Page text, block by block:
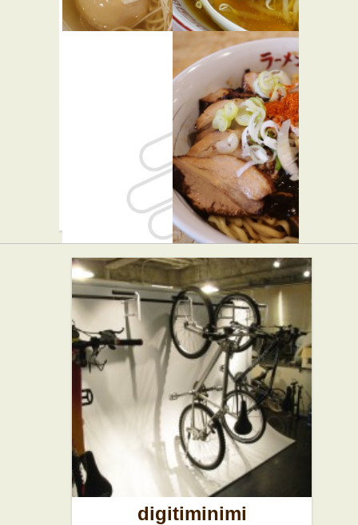
岐阜屋 ★☆☆
中華
新宿グラ
ンベルホ
テル
ラーメン
凪 炎のつ
けめん ★☆☆
らーめん屋
digitiminimi